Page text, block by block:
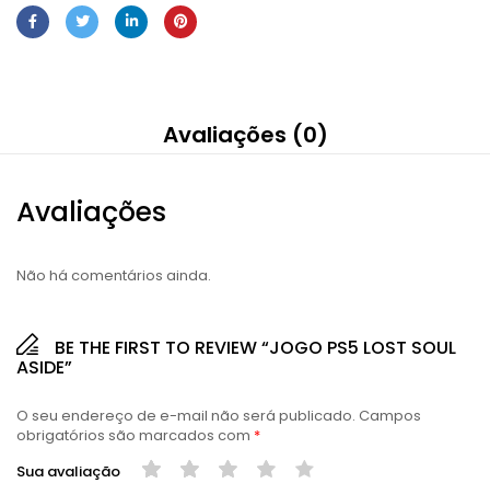
Avaliações (0)
Avaliações
Não há comentários ainda.
BE THE FIRST TO REVIEW “JOGO PS5 LOST SOUL
ASIDE”
O seu endereço de e-mail não será publicado. Campos
obrigatórios são marcados com *
Sua avaliação